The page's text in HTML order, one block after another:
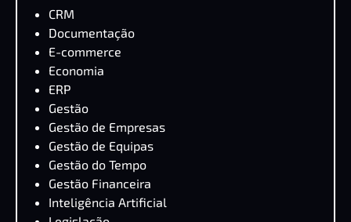
CRM
Documentação
E-commerce
Economia
ERP
Gestão
Gestão de Empresas
Gestão de Equipas
Gestão do Tempo
Gestão Financeira
Inteligência Artificial